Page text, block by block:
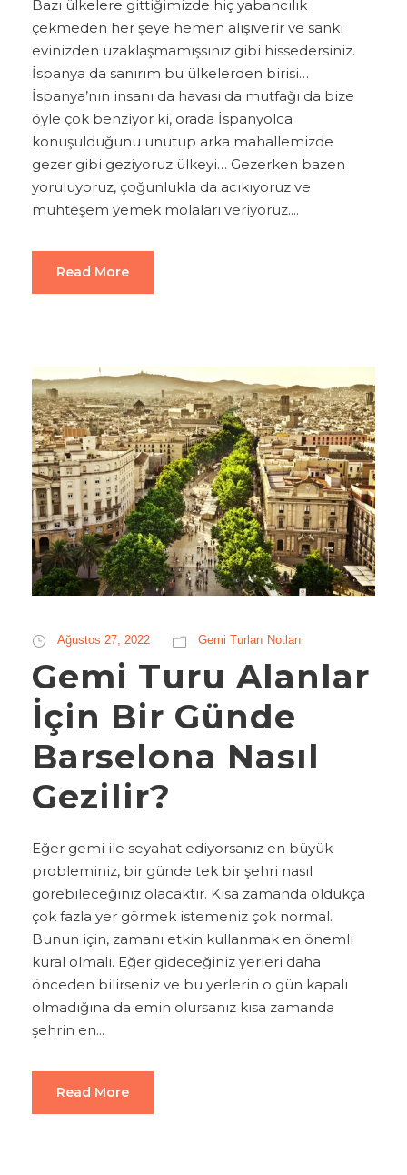
Bazı ülkelere gittiğimizde hiç yabancılık
çekmeden her şeye hemen alışıverir ve sanki
evinizden uzaklaşmamışsınız gibi hissedersiniz.
İspanya da sanırım bu ülkelerden birisi…
İspanya’nın insanı da havası da mutfağı da bize
öyle çok benziyor ki, orada İspanyolca
konuşulduğunu unutup arka mahallemizde
gezer gibi geziyoruz ülkeyi… Gezerken bazen
yoruluyoruz, çoğunlukla da acıkıyoruz ve
muhteşem yemek molaları veriyoruz....
Read More
Ağustos 27, 2022 Gemi Turları Notları
Gemi Turu Alanlar
İçin Bir Günde
Barselona Nasıl
Gezilir?
Eğer gemi ile seyahat ediyorsanız en büyük
probleminiz, bir günde tek bir şehri nasıl
görebileceğiniz olacaktır. Kısa zamanda oldukça
çok fazla yer görmek istemeniz çok normal.
Bunun için, zamanı etkin kullanmak en önemli
kural olmalı. Eğer gideceğiniz yerleri daha
önceden bilirseniz ve bu yerlerin o gün kapalı
olmadığına da emin olursanız kısa zamanda
şehrin en...
Read More